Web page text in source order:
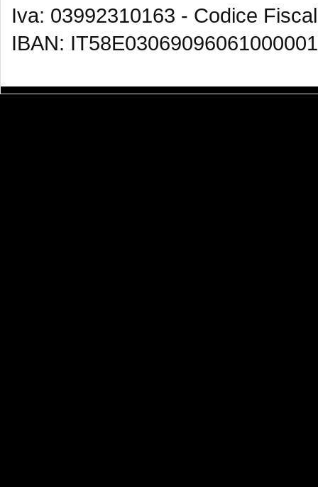
Iva: 03992310163 - Codice
IBAN: